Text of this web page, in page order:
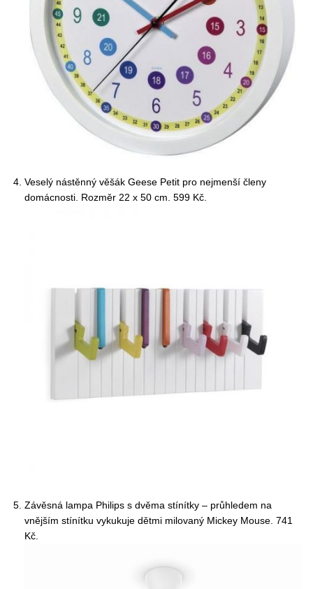
Veselý nástěnný věšák Geese Petit pro nejmenší členy
domácnosti. Rozměr 22 x 50 cm. 599 Kč.
Závěsná lampa Philips s dvěma stínítky – průhledem na
vnějším stínítku vykukuje dětmi milovaný Mickey Mouse. 741
Kč.